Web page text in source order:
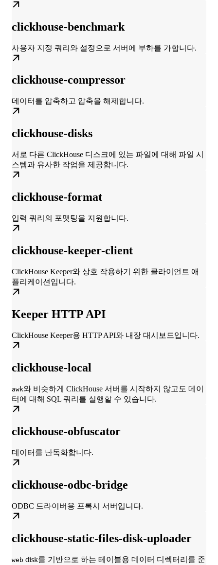
clickhouse-benchmark
사용자 지정 쿼리와 설정으로 서버에 부하를 가합니다.
clickhouse-compressor
데이터를 압축하고 압축을 해제합니다.
clickhouse-disks
서로 다른 ClickHouse 디스크에 있는 파일에 대해 파일 시
스템과 유사한 작업을 제공합니다.
clickhouse-format
입력 쿼리의 포맷팅을 지원합니다.
clickhouse-keeper-client
ClickHouse Keeper와 상호 작용하기 위한 클라이언트 애
플리케이션입니다.
Keeper HTTP API
ClickHouse Keeper용 HTTP API와 내장 대시보드입니다.
clickhouse-local
awk와 비슷하게 ClickHouse 서버를 시작하지 않고도 데이
터에 대해 SQL 쿼리를 실행할 수 있습니다.
clickhouse-obfuscator
데이터를 난독화합니다.
clickhouse-odbc-bridge
ODBC 드라이버용 프록시 서버입니다.
clickhouse-static-files-disk-uploader
web disk를 기반으로 하는 테이블용 데이터 디렉터리를 준